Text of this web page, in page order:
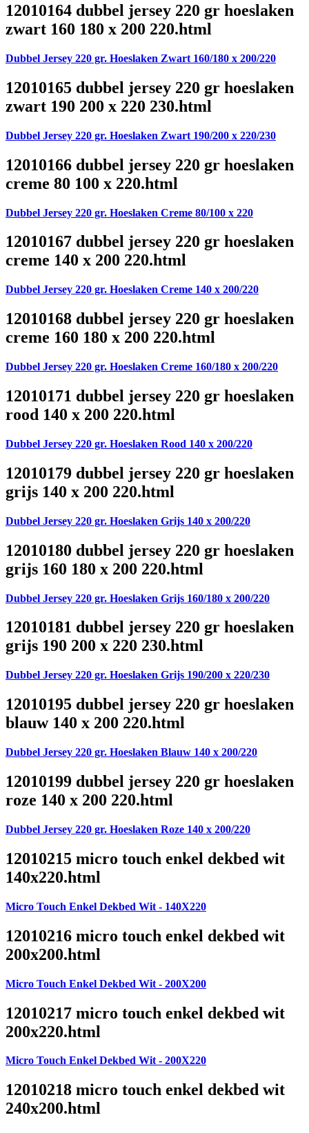
12010164 dubbel jersey 220 gr hoeslaken
zwart 160 180 x 200 220.html
Dubbel Jersey 220 gr. Hoeslaken Zwart 160/180 x 200/220
12010165 dubbel jersey 220 gr hoeslaken
zwart 190 200 x 220 230.html
Dubbel Jersey 220 gr. Hoeslaken Zwart 190/200 x 220/230
12010166 dubbel jersey 220 gr hoeslaken
creme 80 100 x 220.html
Dubbel Jersey 220 gr. Hoeslaken Creme 80/100 x 220
12010167 dubbel jersey 220 gr hoeslaken
creme 140 x 200 220.html
Dubbel Jersey 220 gr. Hoeslaken Creme 140 x 200/220
12010168 dubbel jersey 220 gr hoeslaken
creme 160 180 x 200 220.html
Dubbel Jersey 220 gr. Hoeslaken Creme 160/180 x 200/220
12010171 dubbel jersey 220 gr hoeslaken
rood 140 x 200 220.html
Dubbel Jersey 220 gr. Hoeslaken Rood 140 x 200/220
12010179 dubbel jersey 220 gr hoeslaken
grijs 140 x 200 220.html
Dubbel Jersey 220 gr. Hoeslaken Grijs 140 x 200/220
12010180 dubbel jersey 220 gr hoeslaken
grijs 160 180 x 200 220.html
Dubbel Jersey 220 gr. Hoeslaken Grijs 160/180 x 200/220
12010181 dubbel jersey 220 gr hoeslaken
grijs 190 200 x 220 230.html
Dubbel Jersey 220 gr. Hoeslaken Grijs 190/200 x 220/230
12010195 dubbel jersey 220 gr hoeslaken
blauw 140 x 200 220.html
Dubbel Jersey 220 gr. Hoeslaken Blauw 140 x 200/220
12010199 dubbel jersey 220 gr hoeslaken
roze 140 x 200 220.html
Dubbel Jersey 220 gr. Hoeslaken Roze 140 x 200/220
12010215 micro touch enkel dekbed wit
140x220.html
Micro Touch Enkel Dekbed Wit - 140X220
12010216 micro touch enkel dekbed wit
200x200.html
Micro Touch Enkel Dekbed Wit - 200X200
12010217 micro touch enkel dekbed wit
200x220.html
Micro Touch Enkel Dekbed Wit - 200X220
12010218 micro touch enkel dekbed wit
240x200.html